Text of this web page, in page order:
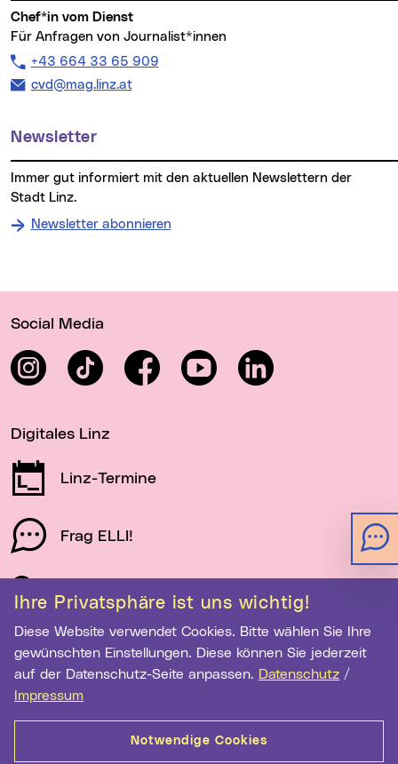
Ihre Privatsphäre ist uns wichtig!
Diese Website verwendet Cookies. Bitte wählen Sie Ihre
gewünschten Einstellungen. Diese können Sie jederzeit
auf der Datenschutz-Seite anpassen. Datenschutz /
Impressum
Notwendige Cookies
Chef*in vom Dienst
Für Anfragen von Journalist*innen
Telefon:
+43 664 33 65 909
E-Mail Adresse:
cvd@mag.linz.at
Newsletter
Stadt Linz.
Newsletter abonnieren
Social Media
InstagramTikTok FacebookYouTube LinkedIn
Digitales Linz
Linz-Termine
Frag ELLI!
Schau auf Linz
Newsletter-Anmeldung
E-Mail-Adresse eingeben